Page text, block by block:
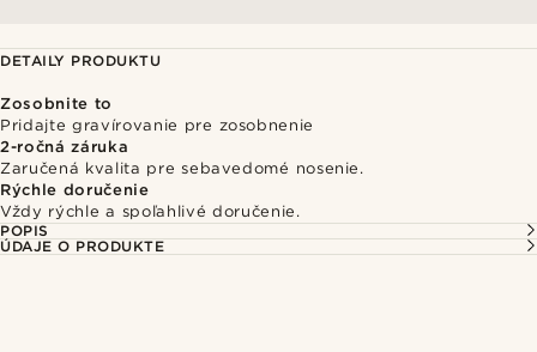
DETAILY PRODUKTU
Zosobnite to
Pridajte gravírovanie pre zosobnenie
2-ročná záruka
Zaručená kvalita pre sebavedomé nosenie.
Rýchle doručenie
Vždy rýchle a spoľahlivé doručenie.
POPIS
ÚDAJE O PRODUKTE